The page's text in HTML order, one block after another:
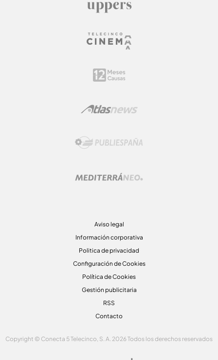
Aviso legal
Información corporativa
Politica de privacidad
Configuración de Cookies
Política de Cookies
Gestión publicitaria
RSS
Contacto
Copyright © Conecta 5 Telecinco, S. A. 2026 Todos los derechos reservados